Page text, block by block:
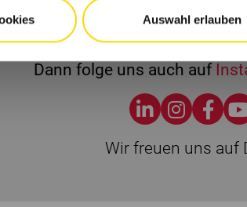
Auswahl erlauben
Nichts mehr
Bekomme regelmäßig Tipps und
Dann folge uns auch auf
Wir freuen uns auf